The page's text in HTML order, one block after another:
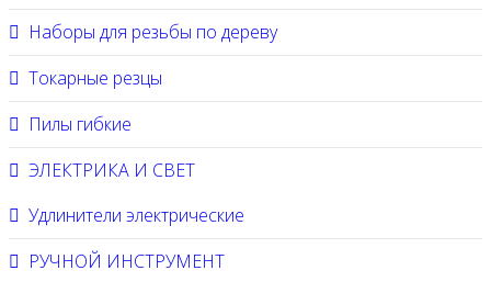
Наборы для резьбы по дереву
Токарные резцы
Пилы гибкие
ЭЛЕКТРИКА И СВЕТ
Удлинители электрические
РУЧНОЙ ИНСТРУМЕНТ